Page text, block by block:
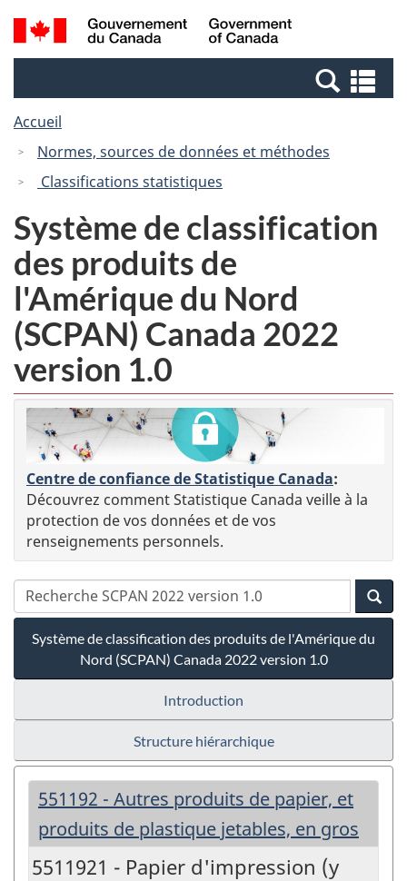
Passer
au
Passer
à
Canada
Recherche
et
et
Accueil
Normes, sources de données et méthodes
Classifications statistiques
Système de classification
des produits de
l'Amérique du Nord
(SCPAN) Canada 2022
version 1.0
Centre de confiance de Statistique Canada:
Découvrez comment Statistique Canada veille à la
protection de vos données et de vos
renseignements personnels.
Système de classification des produits de l'Amérique du
Nord (SCPAN) Canada 2022 version 1.0
Introduction
Structure hiérarchique
551192 - Autres produits de papier, et
produits de plastique jetables, en gros
5511921 - Papier d'impression (y